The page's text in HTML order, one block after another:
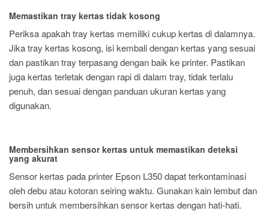
Memastikan tray kertas tidak kosong
Periksa apakah tray kertas memiliki cukup kertas di dalamnya.
Jika tray kertas kosong, isi kembali dengan kertas yang sesuai
dan pastikan tray terpasang dengan baik ke printer. Pastikan
juga kertas terletak dengan rapi di dalam tray, tidak terlalu
penuh, dan sesuai dengan panduan ukuran kertas yang
digunakan.
Membersihkan sensor kertas untuk memastikan deteksi
yang akurat
Sensor kertas pada printer Epson L350 dapat terkontaminasi
oleh debu atau kotoran seiring waktu. Gunakan kain lembut dan
bersih untuk membersihkan sensor kertas dengan hati-hati.